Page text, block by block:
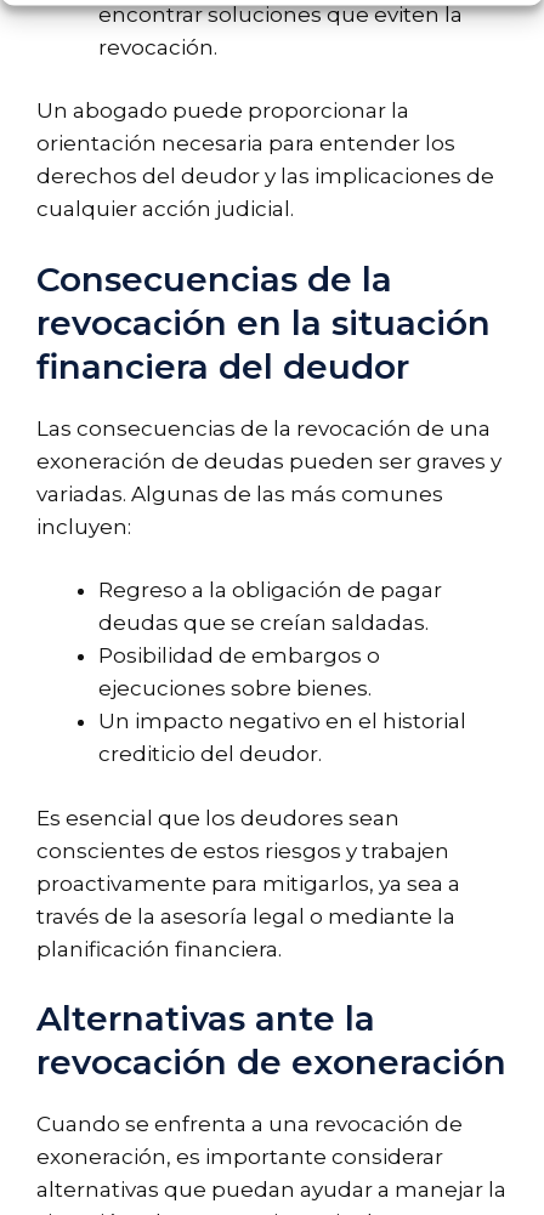
encontrar soluciones que eviten la
revocación.
Un abogado puede proporcionar la
orientación necesaria para entender los
derechos del deudor y las implicaciones de
cualquier acción judicial.
Consecuencias de la
revocación en la situación
financiera del deudor
Las consecuencias de la revocación de una
exoneración de deudas pueden ser graves y
variadas. Algunas de las más comunes
incluyen:
Regreso a la obligación de pagar
deudas que se creían saldadas.
Posibilidad de embargos o
ejecuciones sobre bienes.
Un impacto negativo en el historial
crediticio del deudor.
Es esencial que los deudores sean
conscientes de estos riesgos y trabajen
proactivamente para mitigarlos, ya sea a
través de la asesoría legal o mediante la
planificación financiera.
Alternativas ante la
revocación de exoneración
Cuando se enfrenta a una revocación de
exoneración, es importante considerar
alternativas que puedan ayudar a manejar la